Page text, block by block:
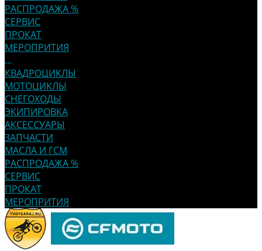
РАСПРОДАЖА %
СЕРВИС
ПРОКАТ
МЕРОПРИТИЯ
...
КВАДРОЦИКЛЫ
МОТОЦИКЛЫ
СНЕГОХОДЫ
ЭКИПИРОВКА
АКСЕССУАРЫ
ЗАПЧАСТИ
МАСЛА И ГСМ
РАСПРОДАЖА %
СЕРВИС
ПРОКАТ
МЕРОПРИТИЯ